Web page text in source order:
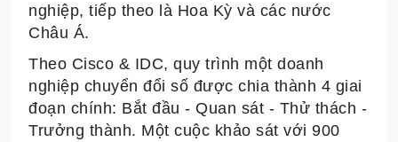
nghiệp, tiếp theo là Hoa Kỳ và các nước
Châu Á.
Theo Cisco & IDC, quy trình một doanh
nghiệp chuyển đổi số được chia thành 4 giai
đoạn chính: Bắt đầu - Quan sát - Thử thách -
Trưởng thành. Một cuộc khảo sát với 900